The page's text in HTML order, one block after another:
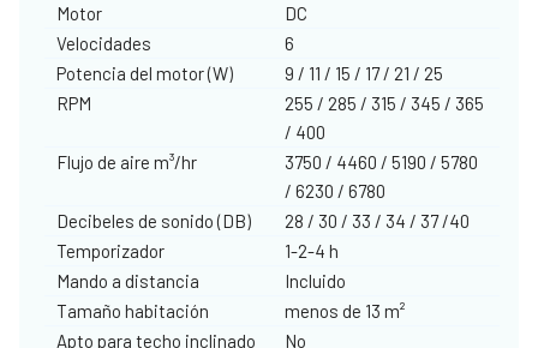
Motor
DC
Velocidades
6
Potencia del motor (W)
9 / 11 / 15 / 17 / 21 / 25
RPM
255 / 285 / 315 / 345 / 365
/ 400
Flujo de aire m³/hr
3750 / 4460 / 5190 / 5780
/ 6230 / 6780
Decibeles de sonido (DB)
28 / 30 / 33 / 34 / 37 /40
Temporizador
1-2-4 h
Mando a distancia
Incluido
Tamaño habitación
menos de 13 m²
Apto para techo inclinado
No